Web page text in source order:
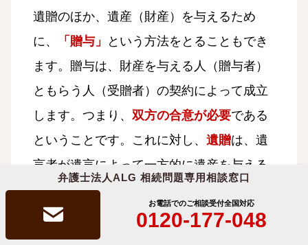
弁護士法人ALG 相続問題専用相談窓口
お電話でのご相談受付全国対応
0120-177-048
遺贈のほか、遺産（財産）を与えるため
に、
「贈与」
という方法をとることもでき
ます。贈与は、財産を与える人（贈与者）
ともらう人（受贈者）の契約によって成立
します。つまり、 双方の合意が必要である
ということです。これに対し、 遺贈は、遺
言者が遺言によって一方的に遺産を与える
ことができ、
また、贈与は贈与者が生前に受贈者に財産